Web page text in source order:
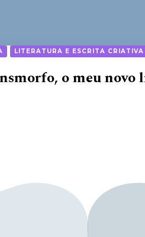
LITERATURA E ESCRITA CRIATIVA
o meu